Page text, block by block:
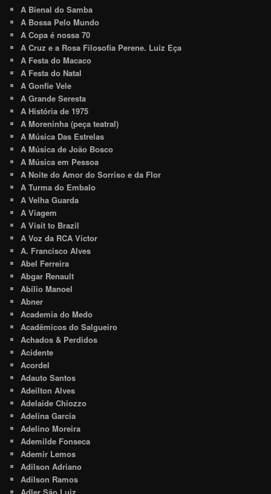
A Bienal do Samba
A Bossa Pelo Mundo
A Copa é nossa 70
A Cruz e a Rosa Filosofia Perene. Luiz Eça
A Festa do Macaco
A Festa do Natal
A Gonfie Vele
A Grande Seresta
A História de 1975
A Moreninha (peça teatral)
A Música Das Estrelas
A Música de João Bosco
A Música em Pessoa
A Noite do Amor do Sorriso e da Flor
A Turma do Embalo
A Velha Guarda
A Viagem
A Visit to Brazil
A Voz da RCA Victor
A. Francisco Alves
Abel Ferreira
Abgar Renault
Abílio Manoel
Abner
Academia do Medo
Acadêmicos do Salgueiro
Achados & Perdidos
Acidente
Acordel
Adauto Santos
Adeilton Alves
Adelaide Chiozzo
Adelina Garcia
Adelino Moreira
Ademilde Fonseca
Ademir Lemos
Adilson Adriano
Adilson Ramos